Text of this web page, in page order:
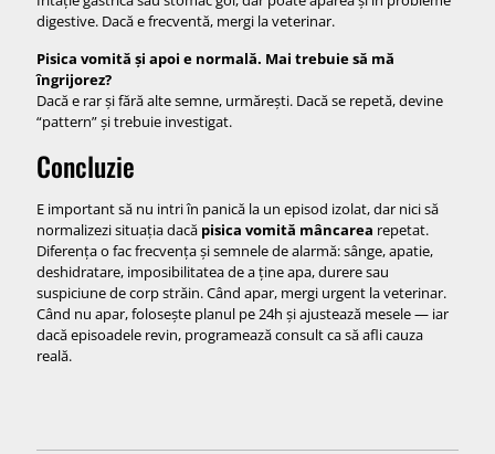
digestive. Dacă e frecventă, mergi la veterinar.
Pisica vomită și apoi e normală. Mai trebuie să mă
îngrijorez?
Dacă e rar și fără alte semne, urmărești. Dacă se repetă, devine
“pattern” și trebuie investigat.
Concluzie
E important să nu intri în panică la un episod izolat, dar nici să
normalizezi situația dacă pisica vomită mâncarea repetat.
Diferența o fac frecvența și semnele de alarmă: sânge, apatie,
deshidratare, imposibilitatea de a ține apa, durere sau
suspiciune de corp străin. Când apar, mergi urgent la veterinar.
Când nu apar, folosește planul pe 24h și ajustează mesele — iar
dacă episoadele revin, programează consult ca să afli cauza
reală.